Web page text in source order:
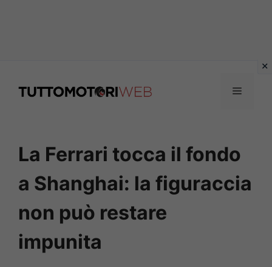
Menu
La Ferrari tocca il fondo
a Shanghai: la figuraccia
non può restare
impunita